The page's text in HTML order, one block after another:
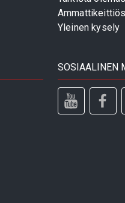
Yleinen kysely
SOSIAALINEN